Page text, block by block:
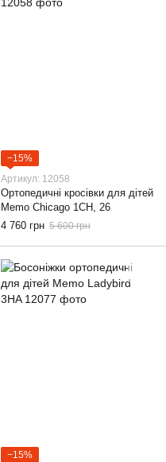
−15%
Артикул: 12058
Ортопедичні кросівки для дітей
Memo Chicago 1CH, 26
4 760 грн 5 600 грн
−15%